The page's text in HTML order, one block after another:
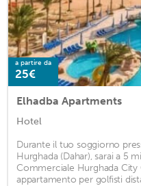
a partire da
25€
Elhadba Apartments
Hotel
Durante il tuo soggiorno
Hurghada (Dahar), sarai a 5
Commerciale Hurghada
appartamento per golfisti